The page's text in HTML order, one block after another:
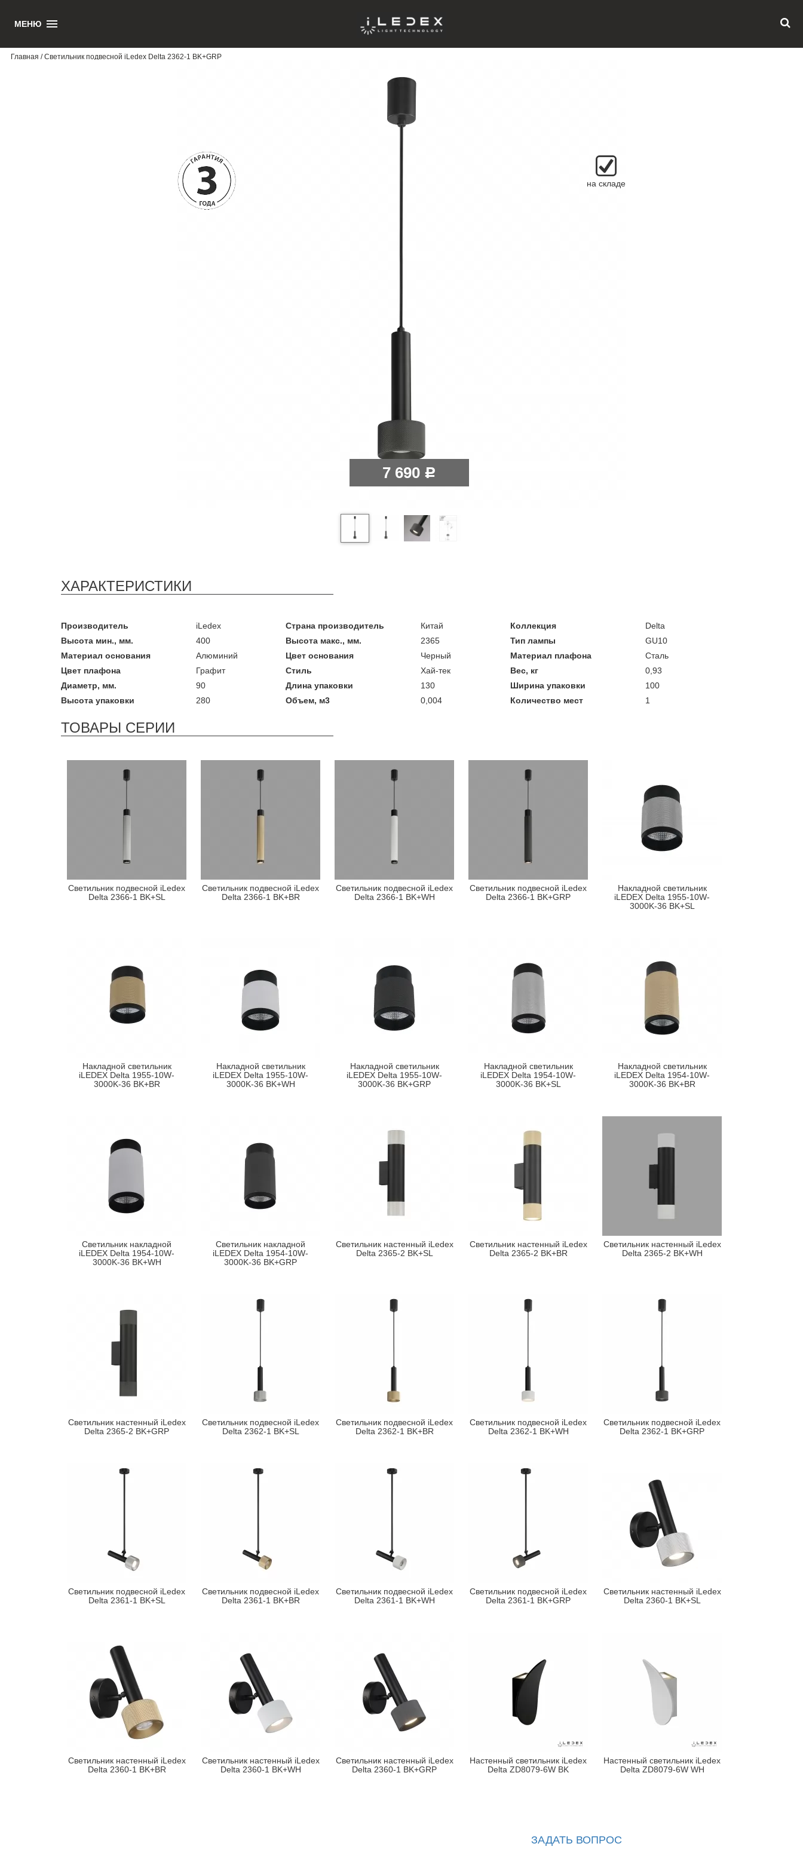
МЕНЮ
Главная / Светильник подвесной iLedex Delta 2362-1 BK+GRP
на складе
7 690 Р
ХАРАКТЕРИСТИКИ
Производитель iLedex Страна производитель Китай Коллекция
Delta
Высота мин., мм.
400 Высота макс., мм. 2365 Тип лампы
GU10
Материал основания
Алюминий Цвет основания Черный Материал плафона
Сталь
Цвет плафона
Графит Стиль Хай-тек Вес, кг
0,93
Диаметр, мм.
90 Длина упаковки 130 Ширина упаковки
100
Высота упаковки
280 Объем, м3 0,004 Количество мест 1
ТОВАРЫ СЕРИИ
Светильник подвесной iLedex
Delta 2366-1 BK+SL
Светильник подвесной iLedex
Delta 2366-1 BK+BR
Светильник подвесной iLedex
Delta 2366-1 BK+WH
Светильник подвесной iLedex
Delta 2366-1 BK+GRP
Накладной светильник
iLEDEX Delta 1955-10W-
3000K-36 BK+SL
Накладной светильник
iLEDEX Delta 1955-10W-
3000K-36 BK+BR
Накладной светильник
iLEDEX Delta 1955-10W-
3000K-36 BK+WH
Накладной светильник
iLEDEX Delta 1955-10W-
3000K-36 BK+GRP
Накладной светильник
iLEDEX Delta 1954-10W-
3000K-36 BK+SL
Накладной светильник
iLEDEX Delta 1954-10W-
3000K-36 BK+BR
Светильник накладной
iLEDEX Delta 1954-10W-
3000K-36 BK+WH
Светильник накладной
iLEDEX Delta 1954-10W-
3000K-36 BK+GRP
Светильник настенный iLedex
Delta 2365-2 BK+SL
Светильник настенный iLedex
Delta 2365-2 BK+BR
Светильник настенный iLedex
Delta 2365-2 BK+WH
Светильник настенный iLedex
Delta 2365-2 BK+GRP
Светильник подвесной iLedex
Delta 2362-1 BK+SL
Светильник подвесной iLedex
Delta 2362-1 BK+BR
Светильник подвесной iLedex
Delta 2362-1 BK+WH
Светильник подвесной iLedex
Delta 2362-1 BK+GRP
Светильник подвесной iLedex
Delta 2361-1 BK+SL
Светильник подвесной iLedex
Delta 2361-1 BK+BR
Светильник подвесной iLedex
Delta 2361-1 BK+WH
Светильник подвесной iLedex
Delta 2361-1 BK+GRP
Светильник настенный iLedex
Delta 2360-1 BK+SL
Светильник настенный iLedex
Delta 2360-1 BK+BR
Светильник настенный iLedex
Delta 2360-1 BK+WH
Светильник настенный iLedex
Delta 2360-1 BK+GRP
Настенный светильник iLedex
Delta ZD8079-6W BK
Настенный светильник iLedex
Delta ZD8079-6W WH
ЗАДАТЬ ВОПРОС